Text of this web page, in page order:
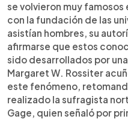
se volvieron muy famosos
con la fundación de las
asistían hombres, su
afirmarse que estos
sido desarrollados por
Margaret W. Rossiter
este fenómeno,
realizado la sufragista
Gage, quien señaló por